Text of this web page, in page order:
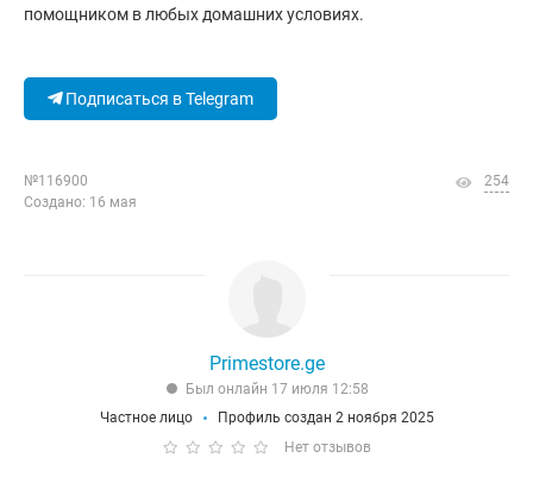
помощником в любых домашних условиях.
Подписаться в Telegram
№116900
Создано: 16 мая
254
Primestore.ge
Был онлайн 17 июля 12:58
Частное лицо
Профиль создан 2 ноября 2025
Нет отзывов